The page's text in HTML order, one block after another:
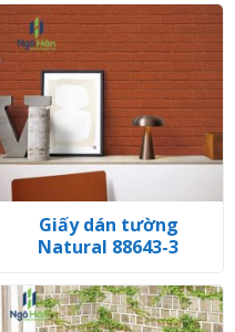
Giấy dán tường
Natural 88643-3